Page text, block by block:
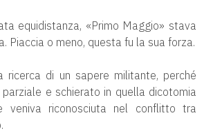
equidistanza, «Primo Maggio» stava
Piaccia o meno, questa fu la sua forza.
ricerca di un sapere militante, perché
e schierato in quella dicotomia
veniva riconosciuta nel conflitto tra